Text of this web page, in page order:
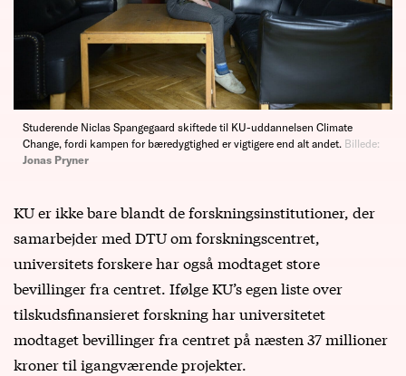
Studerende Niclas Spangegaard skiftede til KU-uddannelsen Climate
Change, fordi kampen for bæredygtighed er vigtigere end alt andet. Billede:
Jonas Pryner
KU er ikke bare blandt de forskningsinstitutioner, der
samarbejder med DTU om forskningscentret,
universitets forskere har også modtaget store
bevillinger fra centret. Ifølge KU’s egen liste over
tilskudsfinansieret forskning har universitetet
modtaget bevillinger fra centret på næsten 37 millioner
kroner til igangværende projekter.